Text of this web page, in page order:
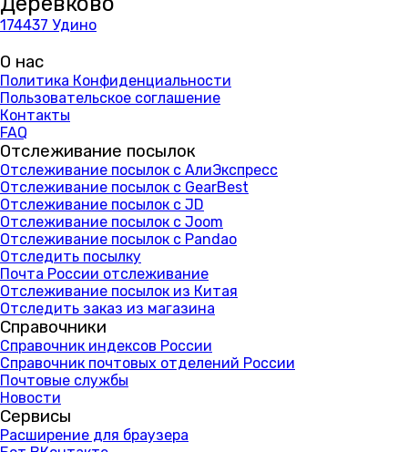
174437 Удино
О нас
Политика Конфиденциальности
Пользовательское соглашение
Контакты
FAQ
Отслеживание посылок
Отслеживание посылок с АлиЭкспресс
Отслеживание посылок с GearBest
Отслеживание посылок с JD
Отслеживание посылок с Joom
Отслеживание посылок с Pandao
Отследить посылку
Почта России отслеживание
Отслеживание посылок из Китая
Отследить заказ из магазина
Справочники
Справочник индексов России
Справочник почтовых отделений России
Почтовые службы
Новости
Сервисы
Расширение для браузера